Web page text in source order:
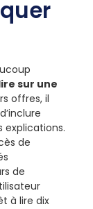
sur une
offres, il
explications.
de
de
à lire dix